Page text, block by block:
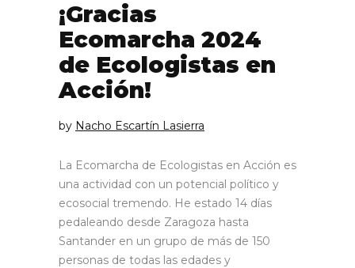
¡Gracias
Ecomarcha 2024
de Ecologistas en
Acción!
by Nacho Escartín Lasierra
La Ecomarcha de Ecologistas en Acción es
una actividad con un potencial político y
ecosocial tremendo. He estado 14 días
pedaleando desde Zaragoza hasta
Santander en un grupo de más de 150
personas de todas las edades y